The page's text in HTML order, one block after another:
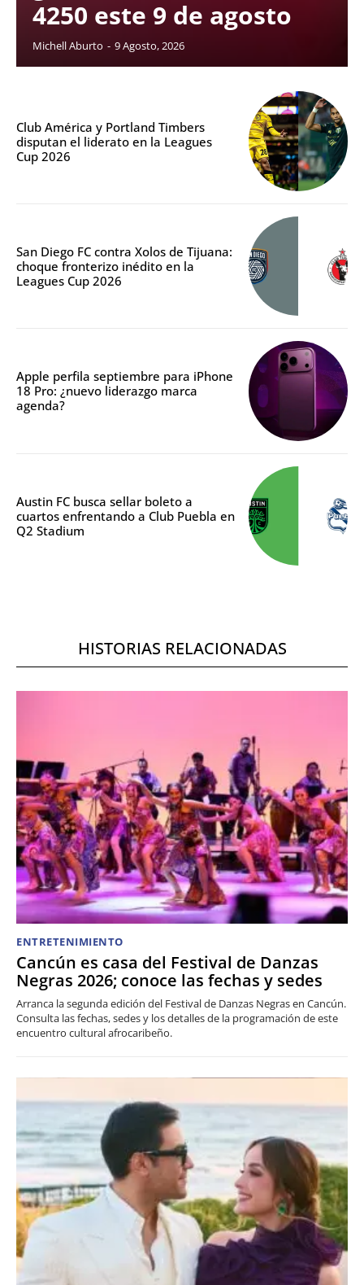
4250 este 9 de agosto
Michell Aburto - 9 Agosto, 2026
Club América y Portland Timbers
disputan el liderato en la Leagues
Cup 2026
San Diego FC contra Xolos de Tijuana:
choque fronterizo inédito en la
Leagues Cup 2026
Apple perfila septiembre para iPhone
18 Pro: ¿nuevo liderazgo marca
agenda?
Austin FC busca sellar boleto a
cuartos enfrentando a Club Puebla en
Q2 Stadium
HISTORIAS RELACIONADAS
ENTRETENIMIENTO
Cancún es casa del Festival de Danzas
Negras 2026; conoce las fechas y sedes
Arranca la segunda edición del Festival de Danzas Negras en Cancún.
Consulta las fechas, sedes y los detalles de la programación de este
encuentro cultural afrocaribeño.